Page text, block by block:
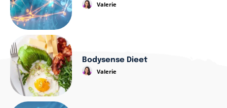
Valerie
Bodysense Dieet
Valerie